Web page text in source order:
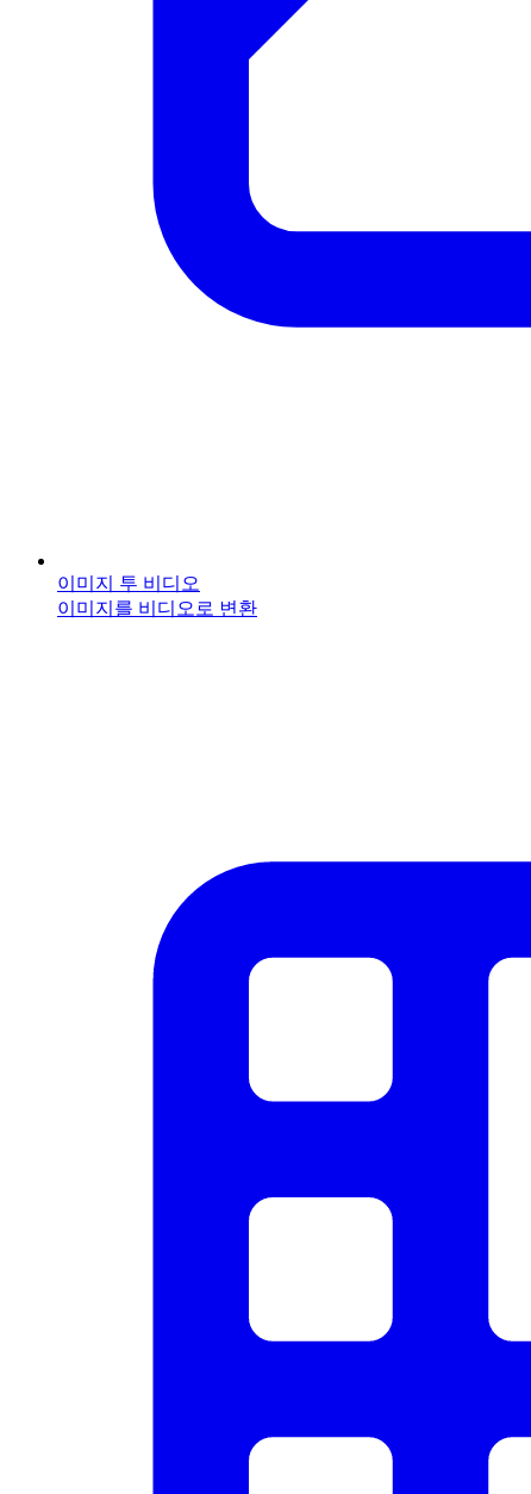
이미지 투 비디오
이미지를 비디오로 변환